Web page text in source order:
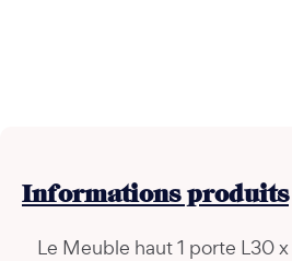
Informationsproduits
Le Meuble haut 1 porte L30